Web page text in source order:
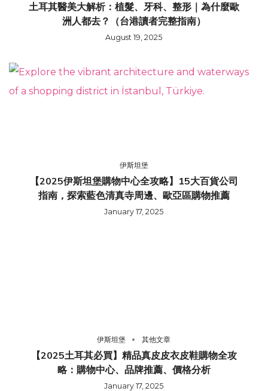
土耳其醫美大解析：植髮、牙科、整形｜為什麼歐
洲人都去？（台港讀者完整指南）
August 19, 2025
伊斯坦堡
【2025伊斯坦堡購物中心全攻略】15大百貨公司
指南，探索藍色清真寺周邊、歐亞區購物推薦
January 17, 2025
伊斯坦堡 其他文章
【2025土耳其必買】精品真皮皮衣皮鞋購物全攻
略：購物中心、品牌推薦、價格分析
January 17, 2025